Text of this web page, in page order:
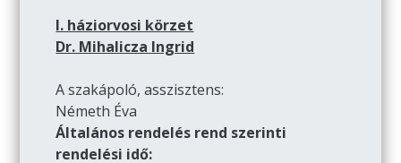
I. háziorvosi körzet
Dr. Mihalicza Ingrid
A szakápoló, asszisztens:
Németh Éva
Általános rendelés rend szerinti
rendelési idő: